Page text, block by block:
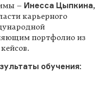
– Инесса Цыпкина,
карьерного
портфолио из
обучения: